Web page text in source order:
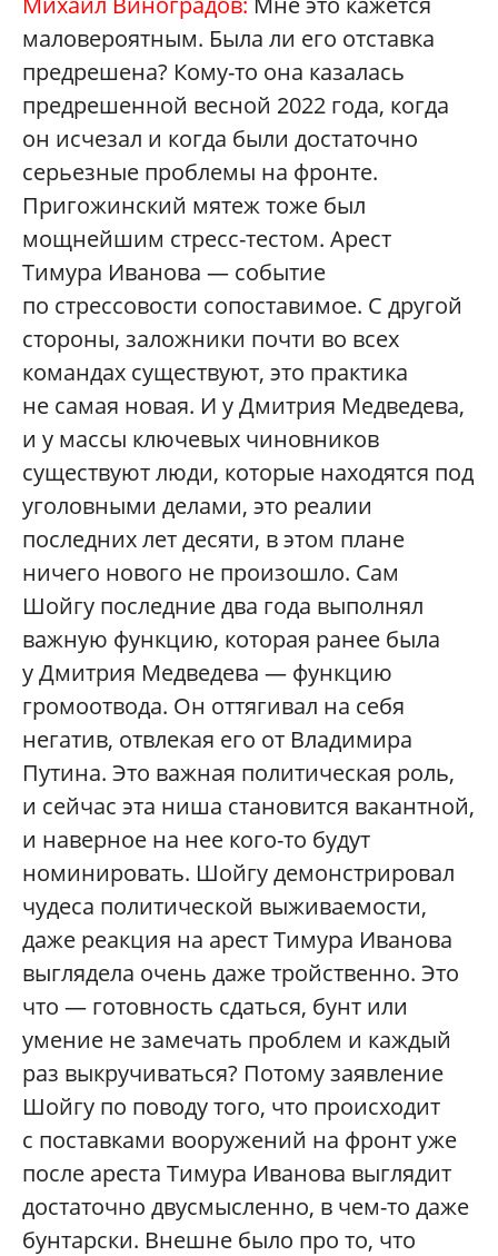
маловероятным. Была ли его отставка
предрешена? Кому-то она казалась
предрешенной весной 2022 года, когда
он исчезал и когда были достаточно
серьезные проблемы на фронте.
Пригожинский мятеж тоже был
мощнейшим стресс-тестом. Арест
Тимура Иванова — событие
по стрессовости сопоставимое. С другой
стороны, заложники почти во всех
командах существуют, это практика
не самая новая. И у Дмитрия Медведева,
и у массы ключевых чиновников
существуют люди, которые находятся под
уголовными делами, это реалии
последних лет десяти, в этом плане
ничего нового не произошло. Сам
Шойгу последние два года выполнял
важную функцию, которая ранее была
у Дмитрия Медведева — функцию
громоотвода. Он оттягивал на себя
негатив, отвлекая его от Владимира
Путина. Это важная политическая роль,
и сейчас эта ниша становится вакантной,
и наверное на нее кого-то будут
номинировать. Шойгу демонстрировал
чудеса политической выживаемости,
даже реакция на арест Тимура Иванова
выглядела очень даже тройственно. Это
что — готовность сдаться, бунт или
умение не замечать проблем и каждый
раз выкручиваться? Потому заявление
Шойгу по поводу того, что происходит
с поставками вооружений на фронт уже
после ареста Тимура Иванова выглядит
достаточно двусмысленно, в чем-то даже
бунтарски. Внешне было про то, что